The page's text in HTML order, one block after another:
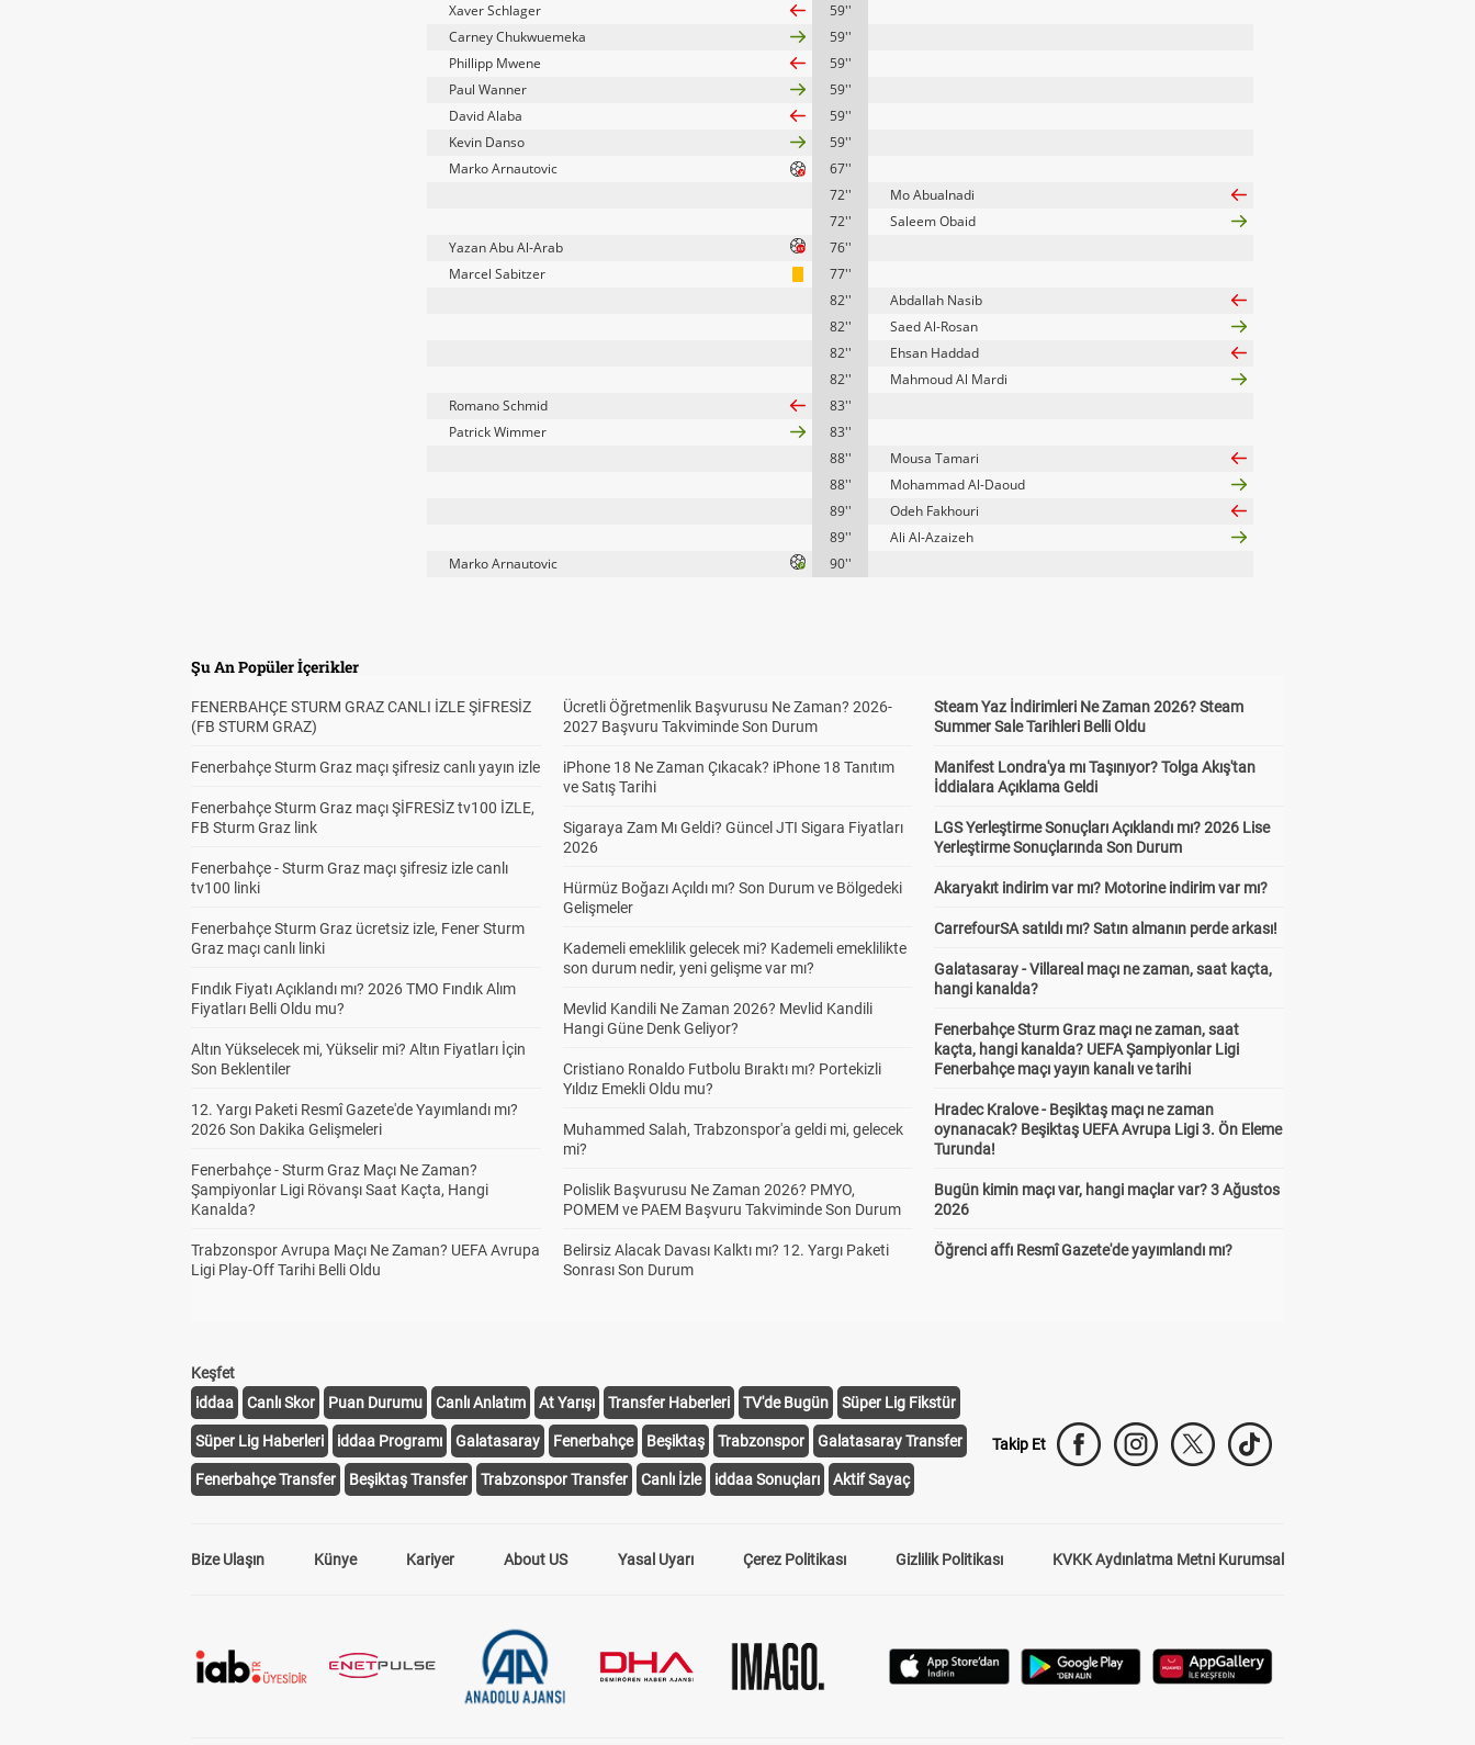
Xaver Schlager
59''
Carney Chukwuemeka
59''
Phillipp Mwene
59''
Paul Wanner
59''
David Alaba
59''
Kevin Danso
59''
Marko Arnautovic
67''
72''
Mo Abualnadi
72''
Saleem Obaid
Yazan Abu Al-Arab
76''
Marcel Sabitzer
77''
82''
Abdallah Nasib
82''
Saed Al-Rosan
82''
Ehsan Haddad
82''
Mahmoud Al Mardi
Romano Schmid
83''
Patrick Wimmer
83''
88''
Mousa Tamari
88''
Mohammad Al-Daoud
89''
Odeh Fakhouri
89''
Ali Al-Azaizeh
Marko Arnautovic
90''
Şu An Popüler İçerikler
FENERBAHÇE STURM GRAZ CANLI İZLE ŞİFRESİZ
(FB STURM GRAZ)
Fenerbahçe Sturm Graz maçı şifresiz canlı yayın izle
Fenerbahçe Sturm Graz maçı ŞİFRESİZ tv100 İZLE,
FB Sturm Graz link
Fenerbahçe - Sturm Graz maçı şifresiz izle canlı
tv100 linki
Fenerbahçe Sturm Graz ücretsiz izle, Fener Sturm
Graz maçı canlı linki
Fındık Fiyatı Açıklandı mı? 2026 TMO Fındık Alım
Fiyatları Belli Oldu mu?
Altın Yükselecek mi, Yükselir mi? Altın Fiyatları İçin
Son Beklentiler
12. Yargı Paketi Resmî Gazete'de Yayımlandı mı?
2026 Son Dakika Gelişmeleri
Fenerbahçe - Sturm Graz Maçı Ne Zaman?
Şampiyonlar Ligi Rövanşı Saat Kaçta, Hangi
Kanalda?
Trabzonspor Avrupa Maçı Ne Zaman? UEFA Avrupa
Ligi Play-Off Tarihi Belli Oldu
Ücretli Öğretmenlik Başvurusu Ne Zaman? 2026-
2027 Başvuru Takviminde Son Durum
iPhone 18 Ne Zaman Çıkacak? iPhone 18 Tanıtım
ve Satış Tarihi
Sigaraya Zam Mı Geldi? Güncel JTI Sigara Fiyatları
2026
Hürmüz Boğazı Açıldı mı? Son Durum ve Bölgedeki
Gelişmeler
Kademeli emeklilik gelecek mi? Kademeli emeklilikte
son durum nedir, yeni gelişme var mı?
Mevlid Kandili Ne Zaman 2026? Mevlid Kandili
Hangi Güne Denk Geliyor?
Cristiano Ronaldo Futbolu Bıraktı mı? Portekizli
Yıldız Emekli Oldu mu?
Muhammed Salah, Trabzonspor'a geldi mi, gelecek
mi?
Polislik Başvurusu Ne Zaman 2026? PMYO,
POMEM ve PAEM Başvuru Takviminde Son Durum
Belirsiz Alacak Davası Kalktı mı? 12. Yargı Paketi
Sonrası Son Durum
Steam Yaz İndirimleri Ne Zaman 2026? Steam
Summer Sale Tarihleri Belli Oldu
Manifest Londra'ya mı Taşınıyor? Tolga Akış'tan
İddialara Açıklama Geldi
LGS Yerleştirme Sonuçları Açıklandı mı? 2026 Lise
Yerleştirme Sonuçlarında Son Durum
Akaryakıt indirim var mı? Motorine indirim var mı?
CarrefourSA satıldı mı? Satın almanın perde arkası!
Galatasaray - Villareal maçı ne zaman, saat kaçta,
hangi kanalda?
Fenerbahçe Sturm Graz maçı ne zaman, saat
kaçta, hangi kanalda? UEFA Şampiyonlar Ligi
Fenerbahçe maçı yayın kanalı ve tarihi
Hradec Kralove - Beşiktaş maçı ne zaman
oynanacak? Beşiktaş UEFA Avrupa Ligi 3. Ön Eleme
Turunda!
Bugün kimin maçı var, hangi maçlar var? 3 Ağustos
2026
Öğrenci affı Resmî Gazete'de yayımlandı mı?
Keşfet
iddaa
Canlı Skor Puan Durumu Canlı Anlatım At Yarışı Transfer Haberleri TV'de Bugün Süper Lig Fikstür
Süper Lig Haberleri iddaa Programı Galatasaray Fenerbahçe Beşiktaş Trabzonspor Galatasaray Transfer
Fenerbahçe Transfer Beşiktaş Transfer Trabzonspor Transfer Canlı İzle iddaa Sonuçları Aktif Sayaç
Takip Et
Bize Ulaşın Künye Kariyer About US Yasal Uyarı Çerez Politikası Gizlilik Politikası KVKK Aydınlatma Metni Kurumsal